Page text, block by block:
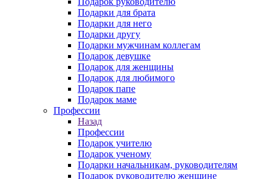
Подарки для брата
Подарки для него
Подарки другу
Подарки мужчинам коллегам
Подарок девушке
Подарок для женщины
Подарок для любимого
Подарок папе
Подарок маме
Профессии
Назад
Профессии
Подарок учителю
Подарок ученому
Подарки начальникам, руководителям
Подарок руководителю женщине